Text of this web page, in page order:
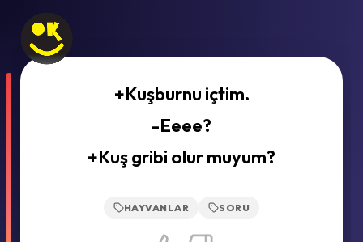
+Kuşburnu içtim.
-Eeee?
+Kuş gribi olur muyum?
HAYVANLAR SORU